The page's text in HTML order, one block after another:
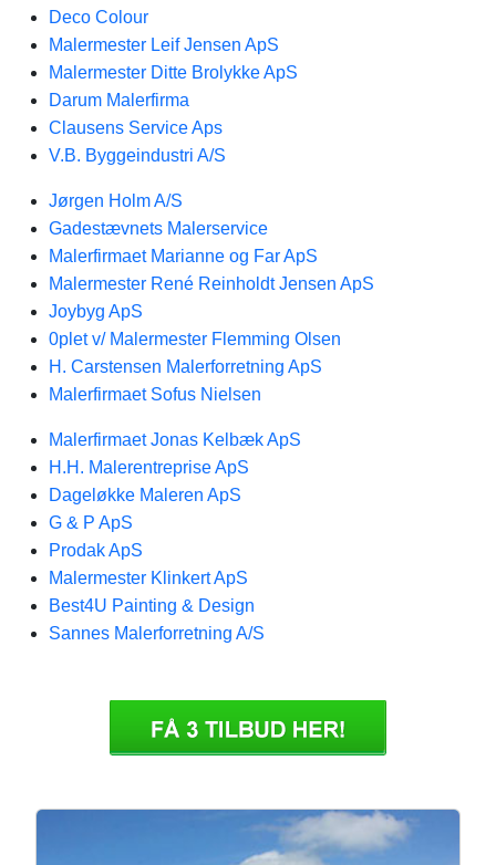
Deco Colour
Malermester Leif Jensen ApS
Malermester Ditte Brolykke ApS
Darum Malerfirma
Clausens Service Aps
V.B. Byggeindustri A/S
Jørgen Holm A/S
Gadestævnets Malerservice
Malerfirmaet Marianne og Far ApS
Malermester René Reinholdt Jensen ApS
Joybyg ApS
0plet v/ Malermester Flemming Olsen
H. Carstensen Malerforretning ApS
Malerfirmaet Sofus Nielsen
Malerfirmaet Jonas Kelbæk ApS
H.H. Malerentreprise ApS
Dageløkke Maleren ApS
G & P ApS
Prodak ApS
Malermester Klinkert ApS
Best4U Painting & Design
Sannes Malerforretning A/S